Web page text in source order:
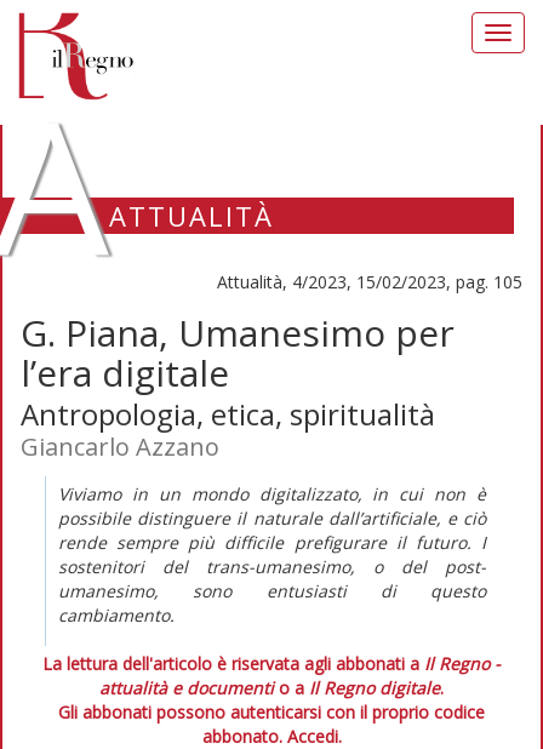
ATTUALITÀ
Attualità, 4/2023, 15/02/2023, pag. 105
G. Piana, Umanesimo per
l’era digitale
Antropologia, etica, spiritualità
Giancarlo Azzano
Viviamo in un mondo digitalizzato, in cui non è
possibile distinguere il naturale dall’artificiale, e ciò
rende sempre più difficile prefigurare il futuro. I
sostenitori del trans-umanesimo, o del post-
umanesimo, sono entusiasti di questo
cambiamento.
La lettura dell'articolo è riservata agli abbonati a Il Regno -
attualità e documentio a Il Regno digitale.
Gli abbonati possono autenticarsi con il proprio codice
abbonato. Accedi.